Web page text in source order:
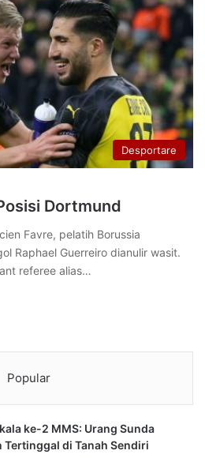
Desportare
Dortmund
Favre, pelatih Borussia
Raphael Guerreiro dianulir wasit.
referee alias…
Popular
ke-2 MMS: Urang Sunda
Tertinggal di Tanah Sendiri